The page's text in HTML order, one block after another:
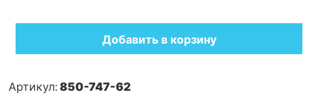
Добавить в корзину
Артикул: 850-747-62